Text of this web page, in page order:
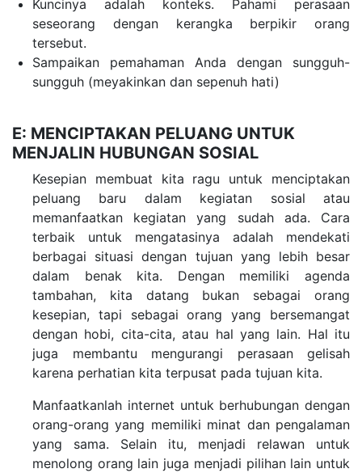
Kuncinya adalah konteks. Pahami perasaan
seseorang dengan kerangka berpikir orang
tersebut.
Sampaikan pemahaman Anda dengan sungguh-
sungguh (meyakinkan dan sepenuh hati)
E: MENCIPTAKAN PELUANG UNTUK
MENJALIN HUBUNGAN SOSIAL
Kesepian membuat kita ragu untuk menciptakan
peluang baru dalam kegiatan sosial atau
memanfaatkan kegiatan yang sudah ada. Cara
terbaik untuk mengatasinya adalah mendekati
berbagai situasi dengan tujuan yang lebih besar
dalam benak kita. Dengan memiliki agenda
tambahan, kita datang bukan sebagai orang
kesepian, tapi sebagai orang yang bersemangat
dengan hobi, cita-cita, atau hal yang lain. Hal itu
juga membantu mengurangi perasaan gelisah
karena perhatian kita terpusat pada tujuan kita.
Manfaatkanlah internet untuk berhubungan dengan
orang-orang yang memiliki minat dan pengalaman
yang sama. Selain itu, menjadi relawan untuk
menolong orang lain juga menjadi pilihan lain untuk